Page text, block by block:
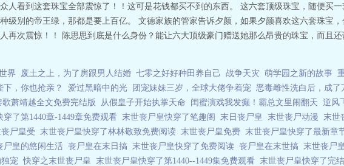
人看到这套珠宝全部震惊了！！这可是花钱都买不到的东西。 这六套顶级珠宝，随便买一
级别的帝王绿，那都是要上百亿。 文德家族的管家告诉夕颜，如果夕颜喜欢这六套珠宝，
再次震惊！！ 陈思思到底是什么身份？能让六大顶级豪门赠送她那么昂贵的珠宝，而且还
界 废土之上，为了房跟男人结婚 七零之好好种田养自己 战争天灾 萌学园之新的故事
下，你也抢亲？ 爱过黑暗中的光 团宠妹妹三岁，全球大佬争着宠 恶毒雌性洗白后，成了
萧靖越全文免费完结版 从假皇子开始执掌天命 闺蜜演戏我发癫！霸总文里闹翻天 逆风
穿了第1440章-1449章免费观看 末世丧尸皇快穿了笔趣阁 末日丧尸皇 末世丧尸动漫 末世
尸皇受 末世丧尸皇快穿了林林敬致免费阅读 末世丧尸皇免费 末世丧尸皇快穿了最新章
尸皇的悠闲生活 丧尸皇在末日搞 末世丧尸皇快穿了免费阅读 丧尸皇在末世搞 末世丧尸
独宠快穿之末世丧尸皇 末世丧尸皇快穿了第1440--1449集免费观看 末世丧尸皇快穿了完